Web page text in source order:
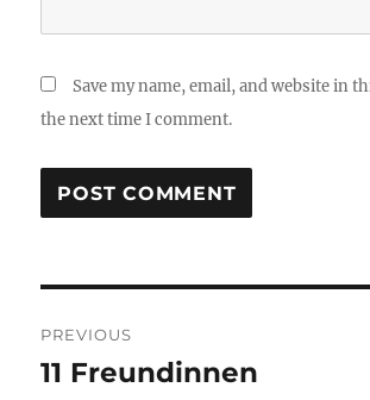
Save my name, email, and website in
the next time I comment.
navigation
PREVIOUS
Previous
11 Freundinnen